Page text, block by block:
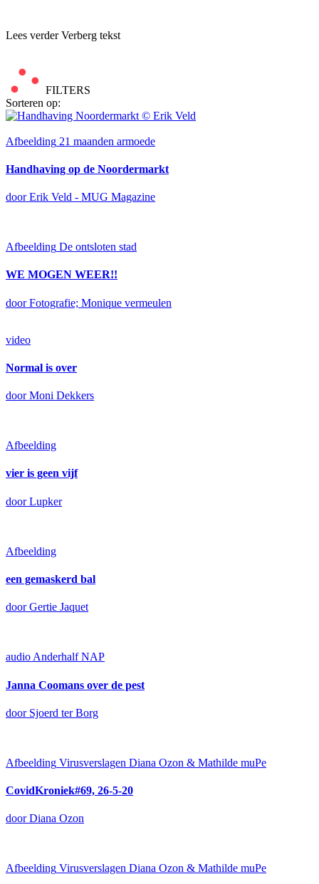
Lees verderVerberg tekst
FILTERS
Sorteren op:
Afbeelding 21 maanden armoede
Handhaving op de Noordermarkt
door Erik Veld - MUG Magazine
Afbeelding De ontsloten stad
WE MOGEN WEER!!
door Fotografie; Monique vermeulen
video
Normal is over
door Moni Dekkers
Afbeelding
vier is geen vijf
door Lupker
Afbeelding
een gemaskerd bal
door Gertie Jaquet
audio Anderhalf NAP
Janna Coomans over de pest
door Sjoerd ter Borg
Afbeelding Virusverslagen Diana Ozon & Mathilde muPe
CovidKroniek#69, 26-5-20
door Diana Ozon
Afbeelding Virusverslagen Diana Ozon & Mathilde muPe